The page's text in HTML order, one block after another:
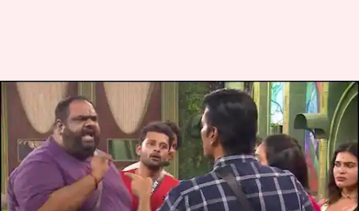
பிக்பாஸ் 8 முதல் வார
எவிக்சனில்
வெளியேறியது
இவர்தான்; புரோமோவுக்கு
முன்பே கசிந்ததா தகவல்?